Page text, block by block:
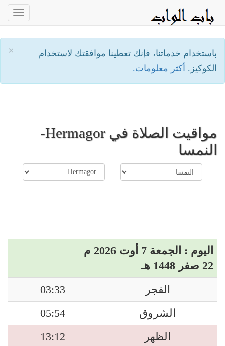
×
باستخدام خدماتنا، فإنك تعطينا موافقتك لاستخدام
الكوكيز. أكثر معلومات.
مواقيت الصلاة في Hermagor-
النمسا
اليوم : الجمعة 7 أوت 2026 م
22 صفر 1448 هـ
الفجر
03:33
الشروق
05:54
الظهر
13:12